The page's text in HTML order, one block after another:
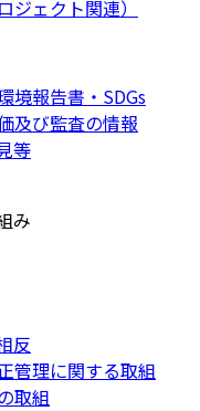
ェクト関連）
境報告書・SDGs
及び監査の情報
等
み
反
管理に関する取組
取組